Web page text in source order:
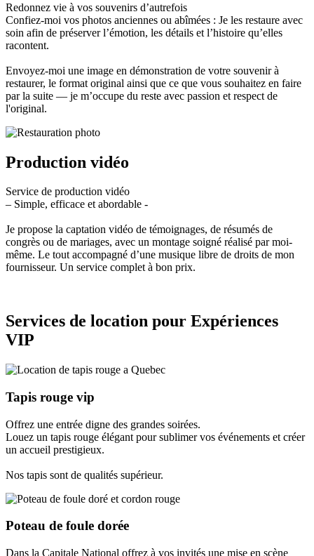
Redonnez vie à vos souvenirs d’autrefois
Confiez-moi vos photos anciennes ou abîmées : Je les restaure avec
soin afin de préserver l’émotion, les détails et l’histoire qu’elles
racontent.
Envoyez-moi une image en démonstration de votre souvenir à
restaurer, le format original ainsi que ce que vous souhaitez en faire
par la suite — je m’occupe du reste avec passion et respect de
l'original.
Production vidéo
Service de production vidéo
– Simple, efficace et abordable -
Je propose la captation vidéo de témoignages, de résumés de
congrès ou de mariages, avec un montage soigné réalisé par moi-
même. Le tout accompagné d’une musique libre de droits de mon
fournisseur. Un service complet à bon prix.
Services de location pour Expériences
VIP
Tapis rouge vip
Offrez une entrée digne des grandes soirées.
Louez un tapis rouge élégant pour sublimer vos événements et créer
un accueil prestigieux.
Nos tapis sont de qualités supérieur.
Poteau de foule dorée
Dans la Capitale National offrez à vos invités une mise en scène